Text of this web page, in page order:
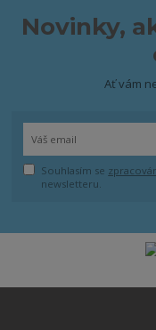
Novinky,
Ať vám
Souhlasím se
newsletteru.